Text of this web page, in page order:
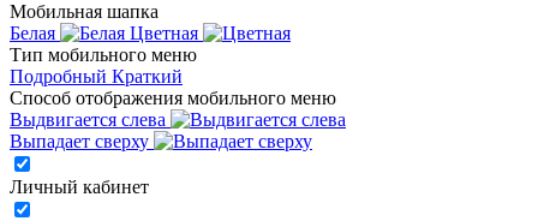
Мобильная шапка
Белая
Цветная
Тип мобильного меню
Подробный Краткий
Способ отображения мобильного меню
Выдвигается слева
Выпадает сверху
Личный кабинет